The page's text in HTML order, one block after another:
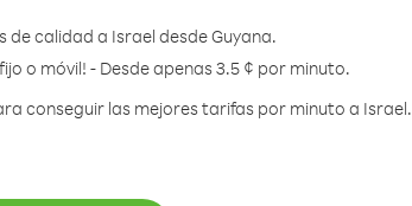
de calidad a Israel desde Guyana.
o móvil! - Desde apenas 3.5 ¢ por minuto.
conseguir las mejores tarifas por minuto a Israel.